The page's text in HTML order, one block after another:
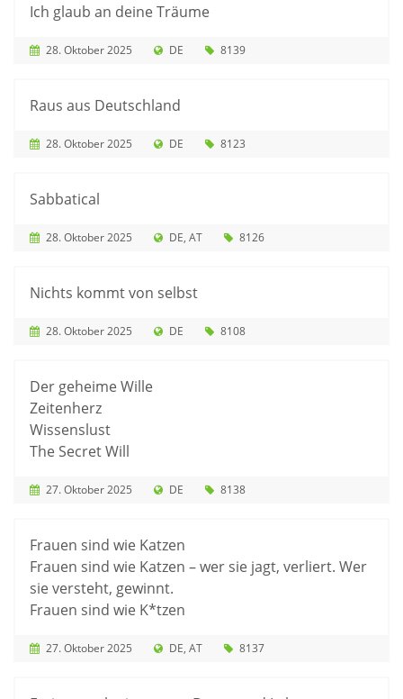
Ich glaub an deine Träume
28. Oktober 2025 DE 8139
Raus aus Deutschland
28. Oktober 2025 DE 8123
Sabbatical
28. Oktober 2025 DE AT 8126
Nichts kommt von selbst
28. Oktober 2025 DE 8108
Der geheime Wille
Zeitenherz
Wissenslust
The Secret Will
27. Oktober 2025 DE 8138
Frauen sind wie Katzen
Frauen sind wie Katzen – wer sie jagt, verliert. Wer
sie versteht, gewinnt.
Frauen sind wie K*tzen
27. Oktober 2025 DE AT 8137